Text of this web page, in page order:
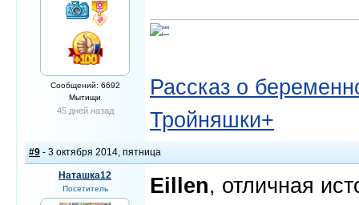
Сообщений: 6692
Мытищи
45 дней назад
Рассказ о
Тройняшки+
#9 - 3 октября 2014, пятница
Наташка12
Посетитель Eillen, отличная